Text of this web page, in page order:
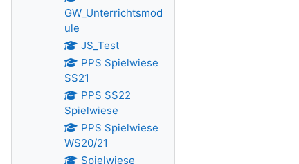
GW_Unterrichtsmod
ule
JS_Test
PPS Spielwiese
SS21
PPS SS22
Spielwiese
PPS Spielwiese
WS20/21
Spielwiese